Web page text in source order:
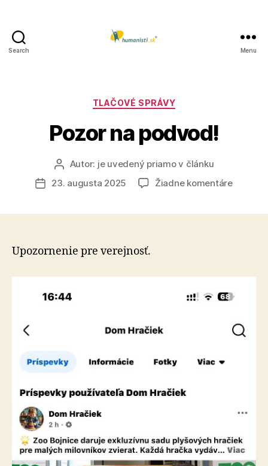
Search Menu
Kategórie
TLAČOVÉ SPRÁVY
Pozor na podvod!
Autor
článku
Autor: je uvedený priamo v článku
Dátum
23. augusta 2025 Žiadne komentárena
Upozornenie pre verejnosť.